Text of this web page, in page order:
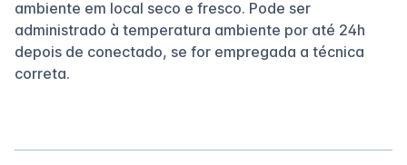
ambiente em local seco e fresco. Pode ser
administrado à temperatura ambiente por até 24h
depois de conectado, se for empregada a técnica
correta.